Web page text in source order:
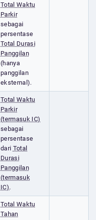
Total Waktu
Parkir
sebagai
persentase
Total Durasi
Panggilan
(hanya
panggilan
eksternal).
Total Waktu
Parkir
(termasuk IC)
sebagai
persentase
dari Total
Durasi
Panggilan
(termasuk
IC).
Total Waktu
Tahan